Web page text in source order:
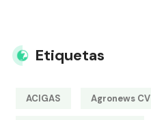
Etiquetas
ACIGAS Agronews CV